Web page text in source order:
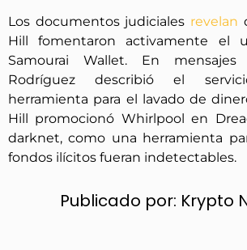
Los documentos judiciales revelan
Hill fomentaron activamente el
Samourai Wallet. En
Rodríguez describió el
herramienta para el lavado de
Hill promocionó Whirlpool en
darknet, como una herramienta
fondos ilícitos fueran indetectables.
Publicado por: Krypto